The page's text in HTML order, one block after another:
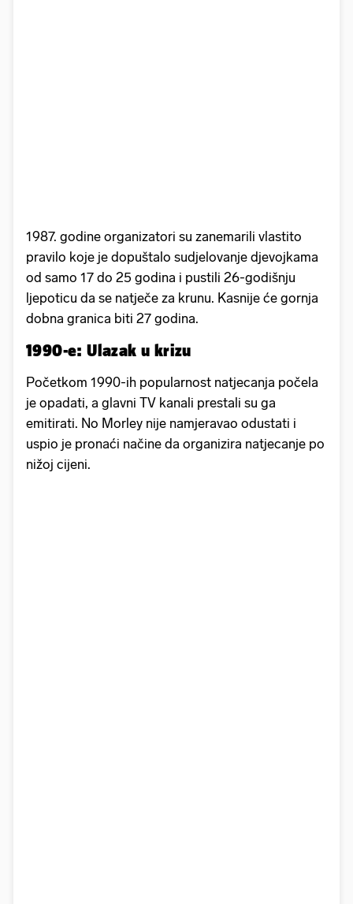
1987. godine organizatori su zanemarili vlastito
pravilo koje je dopuštalo sudjelovanje djevojkama
od samo 17 do 25 godina i pustili 26-godišnju
ljepoticu da se natječe za krunu. Kasnije će gornja
dobna granica biti 27 godina.
1990-e: Ulazak u krizu
Početkom 1990-ih popularnost natjecanja počela
je opadati, a glavni TV kanali prestali su ga
emitirati. No Morley nije namjeravao odustati i
uspio je pronaći načine da organizira natjecanje po
nižoj cijeni.